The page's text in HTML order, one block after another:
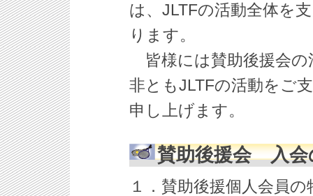
は、JLTFの活動全体を
ります。
皆様には賛助後援会の
非ともJLTFの活動をご
申し上げます。
賛助後援会 入会
１．賛助後援個人会員の